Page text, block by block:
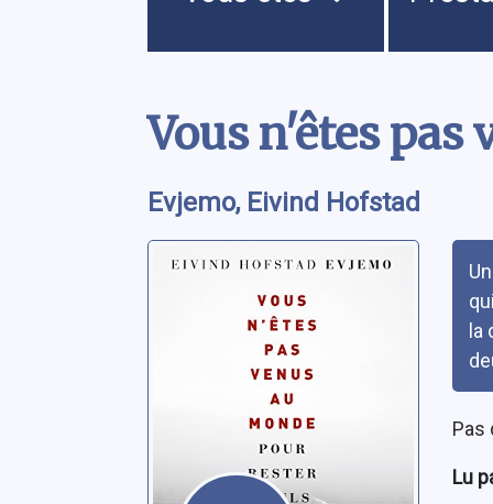
Vous n'êtes pas
Evjemo, Eivind Hofstad
la
Pas
Lu